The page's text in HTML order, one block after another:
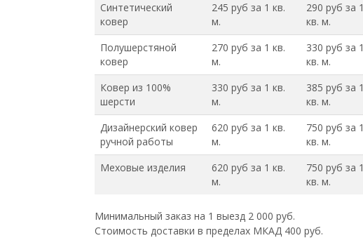
Синтетический
ковер
245 руб за 1 кв.
м.
290 руб за 1
кв. м.
Полушерстяной
ковер
270 руб за 1 кв.
м.
330 руб за 1
кв. м.
Ковер из 100%
шерсти
330 руб за 1 кв.
м.
385 руб за 1
кв. м.
Дизайнерский ковер
ручной работы
620 руб за 1 кв.
м.
750 руб за 1
кв. м.
Меховые изделия
620 руб за 1 кв.
м.
750 руб за 1
кв. м.
Минимальный заказ на 1 выезд 2 000 руб.
Стоимость доставки в пределах МКАД 400 руб.